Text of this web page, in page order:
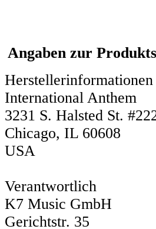
Angaben zur
Herstellerinformationen
International Anthem
3231 S. Halsted St.
Chicago, IL 60608
USA
Verantwortlich
K7 Music GmbH
Gerichtstr. 35